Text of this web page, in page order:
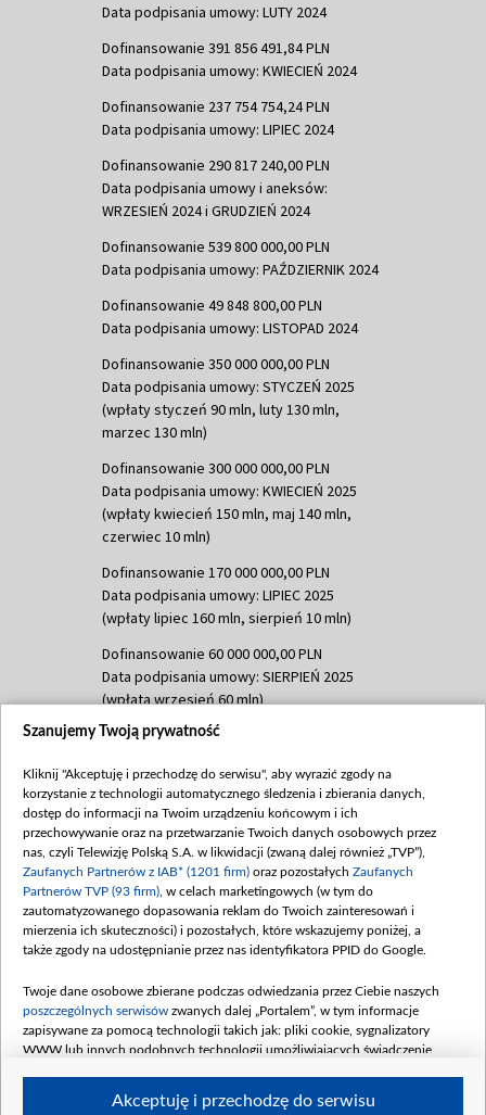
Data podpisania umowy: LUTY 2024
Dofinansowanie 391 856 491,84 PLN
Data podpisania umowy: KWIECIEŃ 2024
Dofinansowanie 237 754 754,24 PLN
Data podpisania umowy: LIPIEC 2024
Dofinansowanie 290 817 240,00 PLN
Data podpisania umowy i aneksów:
WRZESIEŃ 2024 i GRUDZIEŃ 2024
Dofinansowanie 539 800 000,00 PLN
Data podpisania umowy: PAŹDZIERNIK 2024
Dofinansowanie 49 848 800,00 PLN
Data podpisania umowy: LISTOPAD 2024
Dofinansowanie 350 000 000,00 PLN
Data podpisania umowy: STYCZEŃ 2025
(wpłaty styczeń 90 mln, luty 130 mln,
marzec 130 mln)
Dofinansowanie 300 000 000,00 PLN
Data podpisania umowy: KWIECIEŃ 2025
(wpłaty kwiecień 150 mln, maj 140 mln,
czerwiec 10 mln)
Dofinansowanie 170 000 000,00 PLN
Data podpisania umowy: LIPIEC 2025
(wpłaty lipiec 160 mln, sierpień 10 mln)
Dofinansowanie 60 000 000,00 PLN
Data podpisania umowy: SIERPIEŃ 2025
(wpłata wrzesień 60 mln)
Dofinansowanie 635 783 051,21 PLN
(wpłata wrzesień 100 mln, październik 350
mln, listopad 265 mln)
Dofinansowanie 48 862 000,00 PLN
Data podpisania umowy: GRUDZIEŃ 2025
(wpłata grudzień 60,548 mln)
Dofinansowanie 900 000 000,00 PLN
Data podpisania umowy: LUTY 2026 (wpłata
kwiecień 180 mln, 7 maja 180 mln, 8
czerwca 90 mln)
Dofinansowanie 250 000 000,00 PLN
4 sierpnia 250 mln
Szanujemy Twoją prywatność
Kliknij "Akceptuję i przechodzę do serwisu", aby wyrazić zgody na
korzystanie z technologii automatycznego śledzenia i zbierania danych,
dostęp do informacji na Twoim urządzeniu końcowym i ich
przechowywanie oraz na przetwarzanie Twoich danych osobowych przez
nas, czyli Telewizję Polską S.A. w likwidacji (zwaną dalej również „TVP”),
Zaufanych Partnerów z IAB* (1201 firm) oraz pozostałych Zaufanych
Partnerów TVP (93 firm) , w celach marketingowych (w tym do
zautomatyzowanego dopasowania reklam do Twoich zainteresowań i
mierzenia ich skuteczności) i pozostałych, które wskazujemy poniżej, a
także zgody na udostępnianie przez nas identyfikatora PPID do Google.
Twoje dane osobowe zbierane podczas odwiedzania przez Ciebie naszych
poszczególnych serwisów zwanych dalej „Portalem”, w tym informacje
zapisywane za pomocą technologii takich jak: pliki cookie, sygnalizatory
WWW lub innych podobnych technologii umożliwiających świadczenie
Akceptuję i przechodzę do serwisu